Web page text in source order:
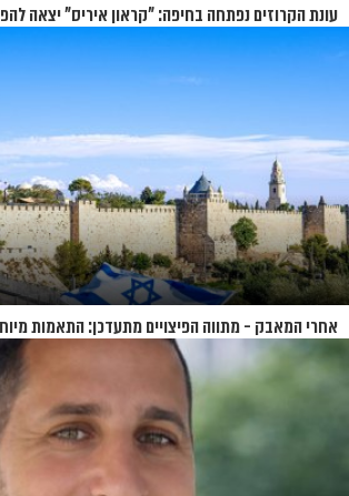
עונת הקרוזים נפתחה בחיפה: "קראון איריס" יצאה
אחרי המאבק - מתווה הפיצויים מתעדכן: התאמות